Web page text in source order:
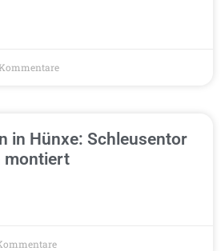
in Hünxe: Schleusentor
montiert